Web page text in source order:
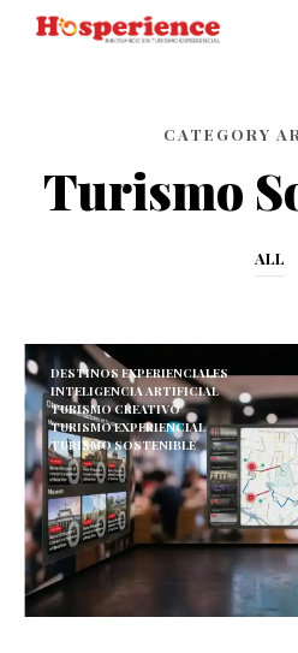
CATEGORY
Turismo
ALL
DESTINOS EXPERIENCIALES
INTELIGENCIA ARTIFICIAL
TURISMO CREATIVO
TURISMO EXPERIENCIAL
TURISMO SOSTENIBLE